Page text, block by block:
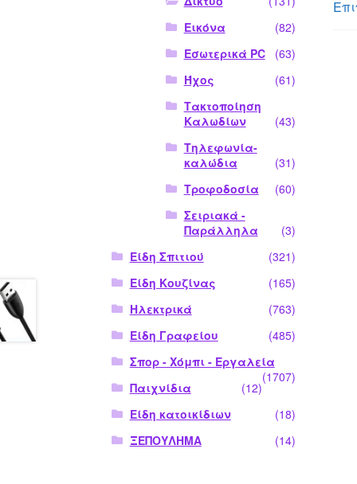
Εικόνα
(82)
Εσωτερικά PC
(63)
Ήχος
(61)
Τακτοποίηση
Καλωδίων
(43)
Τηλεφωνία-
καλώδια
(31)
Τροφοδοσία
(60)
Σειριακά -
Παράλληλα
(3)
Είδη Σπιτιού
(321)
Είδη Κουζίνας
(165)
Ηλεκτρικά
(763)
Είδη Γραφείου
(485)
Σπορ - Χόμπι - Εργαλεία
(1707)
Παιχνίδια
(12)
Είδη κατοικίδιων
(18)
ΞΕΠΟΥΛΗΜΑ
(14)